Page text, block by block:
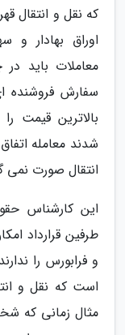
که نقل و انتقال
اوراق بهادار و
معاملات باید
سفارش فروشنده
بالاترین قیمت
شدند معامله
انتقال صورت نمی
این کارشناس
طرفین قرارداد
و فرابورس را
است که نقل و
مثال زمانی که